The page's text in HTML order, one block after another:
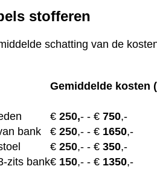
stofferen
schatting van de
Gemiddelde kosten
€250,- - €750,-
bank
€250,- - € 1650,-
€250,- - €350,-
zits bank€ 150,- - € 1350,-